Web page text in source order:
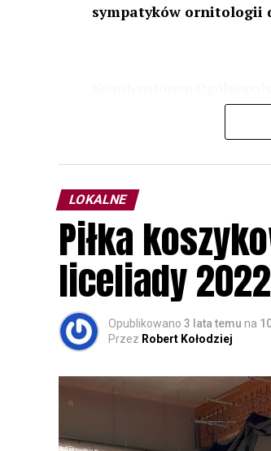
sympatyków ornitologii
odbędzie się w dniach24 i
Wszystkich uczestników
rozpoznawanie głosów
zapisy.
LOKALNE
Piłka
liceliady
Opublikowano 3 lata temu na
Przez Robert Kołodziej